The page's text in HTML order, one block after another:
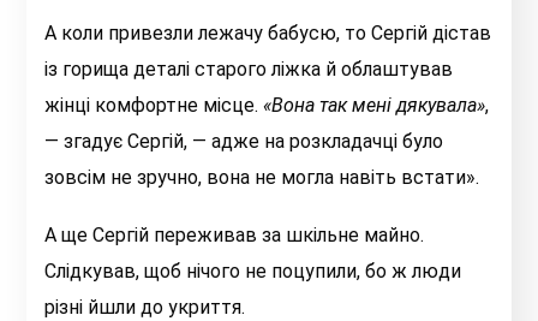
А коли привезли лежачу бабусю, то Сергій дістав
із горища деталі старого ліжка й облаштував
жінці комфортне місце.«Вона так мені дякувала»,
— згадує Сергій, — адже на розкладачці було
зовсім не зручно, вона не могла навіть встати».
А ще Сергій переживав за шкільне майно.
Слідкував, щоб нічого не поцупили, бо ж люди
різні йшли до укриття.